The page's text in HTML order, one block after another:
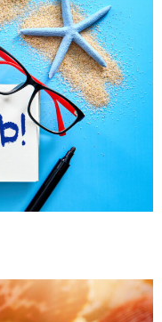
© Michael Bihlmayer
© Michael Bihlmayer